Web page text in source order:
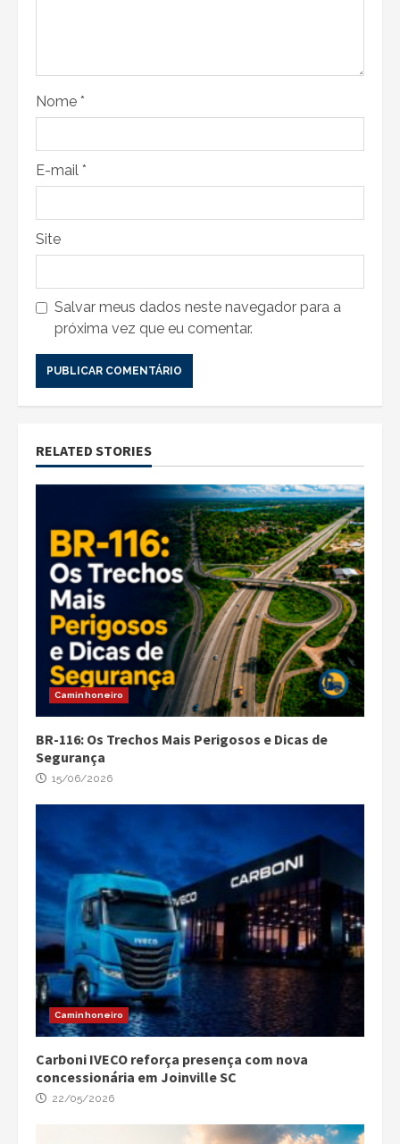
Nome *
E-mail *
Site
Salvar meus dados neste navegador para a
próxima vez que eu comentar.
RELATED STORIES
Caminhoneiro
BR-116: Os Trechos Mais Perigosos e Dicas de
Segurança
15/06/2026
Caminhoneiro
Carboni IVECO reforça presença com nova
concessionária em Joinville SC
22/05/2026